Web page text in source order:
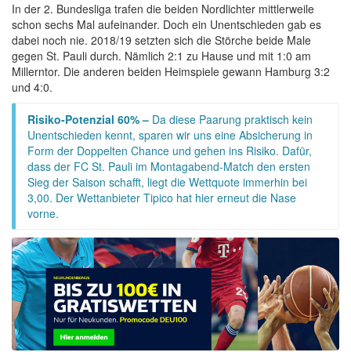
In der 2. Bundesliga trafen die beiden Nordlichter mittlerweile
schon sechs Mal aufeinander. Doch ein Unentschieden gab es
dabei noch nie. 2018/19 setzten sich die Störche beide Male
gegen St. Pauli durch. Nämlich 2:1 zu Hause und mit 1:0 am
Millerntor. Die anderen beiden Heimspiele gewann Hamburg 3:2
und 4:0.
Risiko-Potenzial 60% – Da diese Paarung praktisch kein
Unentschieden kennt, sparen wir uns eine Absicherung in
Form der Doppelten Chance und gehen ins Risiko. Dafür,
dass der FC St. Pauli im Montagabend-Match den ersten
Sieg der Saison schafft, liegt die Wettquote immerhin bei
3,00. Der Wettanbieter Tipico hat hier erneut die Nase
vorne.